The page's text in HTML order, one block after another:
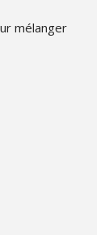
mélanger